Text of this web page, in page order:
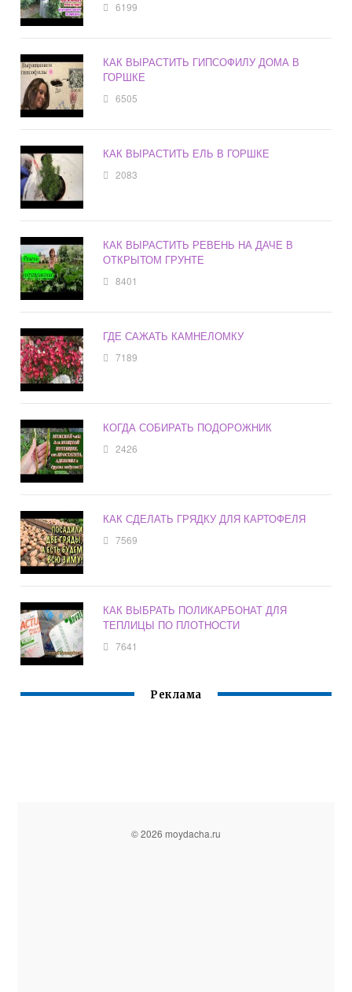
6199
КАК ВЫРАСТИТЬ ГИПСОФИЛУ ДОМА В
ГОРШКЕ
6505
КАК ВЫРАСТИТЬ ЕЛЬ В ГОРШКЕ
2083
КАК ВЫРАСТИТЬ РЕВЕНЬ НА ДАЧЕ В
ОТКРЫТОМ ГРУНТЕ
8401
ГДЕ САЖАТЬ КАМНЕЛОМКУ
7189
КОГДА СОБИРАТЬ ПОДОРОЖНИК
2426
КАК СДЕЛАТЬ ГРЯДКУ ДЛЯ КАРТОФЕЛЯ
7569
КАК ВЫБРАТЬ ПОЛИКАРБОНАТ ДЛЯ
ТЕПЛИЦЫ ПО ПЛОТНОСТИ
7641
Реклама
© 2026 moydacha.ru